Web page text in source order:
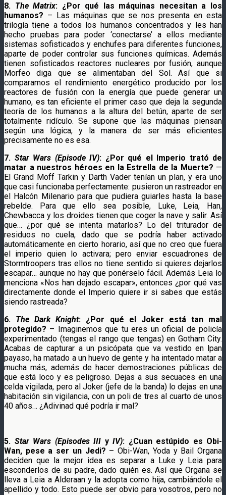
8. The Matrix: ¿Por qué las máquinas necesitan a los
humanos? – Las máquinas que se nos presenta en esta
trilogía tiene a todos los humanos concentrados y les han
hecho pruebas para poder ‘conectarse’ a ellos mediante
sistemas sofisticados y enchufes para diferentes funciones,
aparte de poder controlar sus funciones químicas. Además
tienen sofisticados reactores nucleares por fusión, aunque
Morfeo diga que se alimentaban del Sol. Así que si
comparamos el rendimiento energético producido por los
reactores de fusión con la energía que puede generar un
humano, es tan eficiente el primer caso que deja la segunda
teoría de los humanos a la altura del betún, aparte de ser
totalmente ridículo. Se supone que las máquinas piensan
según una lógica, y la manera de ser más eficientes
precisamente no es esa.
7. Star Wars (Episode IV): ¿Por qué el Imperio trató de
matar a nuestros héroes en la Estrella de la Muerte? —
El Grand Moff Tarkin y Darth Vader tenían un plan, y era uno
que casi funcionaba perfectamente: pusieron un rastreador en
el Halcón Milenario para que pudiera guiarles hasta la base
rebelde. Para que ello sea posible, Luke, Leia, Han,
Chewbacca y los droides tienen que coger la nave y salir. Así
que… ¿por qué se intenta matarlos? Lo del triturador de
residuos no cuela, dado que se podría haber activado
automáticamente en cierto horario, así que no creo que fuera
el imperio quien lo activara; pero enviar escuadrones de
Stormtroopers tras ellos no tiene sentido si quieres dejarlos
escapar… aunque no hay que ponérselo fácil. Además Leia lo
menciona «Nos han dejado escapar», entonces ¿por qué vas
directamente donde el Imperio quiere ir si sabes que estás
siendo rastreada?
6. The Dark Knight: ¿Por qué el Joker está tan mal
protegido? – Imaginemos que tu eres un oficial de policía
experimentado (tengas el rango que tengas) en Gotham City.
Acabas de capturar a un psicópata que va vestido en lpan
payaso, ha matado a un huevo de gente y ha intentado matar a
mucha más, además de hacer demostraciones públicas de
que está loco y es peligroso. Dejas a sus secuaces en una
celda vigilada, pero al Joker (jefe de la banda) lo dejas en una
habitación sin vigilancia, con un poli de tres al cuarto de unos
40 años… ¿Adivinad qué podría ir mal?
5. Star Wars (Episodes III y IV): ¿Cuan estúpido es Obi-
Wan, pese a ser un Jedi? – Obi-Wan, Yoda y Bail Organa
deciden que la mejor idea es separar a Luke y Leia para
esconderlos de su padre, dado quién es. Así que Organa se
lleva a Leia a Alderaan y la adopta como hija, cambiándole el
apellido y todo. Esto puede ser obvio para vosotros, pero no